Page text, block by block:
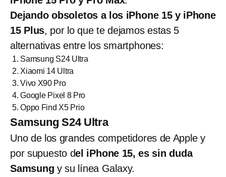
Dejando obsoletos a los iPhone 15 y iPhone
15 Plus, por lo que te dejamos estas 5
alternativas entre los smartphones:
Samsung S24 Ultra
Xiaomi 14 Ultra
Vivo X90 Pro
Google Pixel 8 Pro
Oppo Find X5 Prio
Samsung S24 Ultra
Uno de los grandes competidores de Apple y
por supuesto del iPhone 15, es sin duda
Samsungy su línea Galaxy.